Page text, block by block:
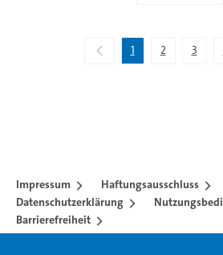
1 2 3
Impressum
Haftungsausschluss
Datenschutzerklärung
Barrierefreiheit